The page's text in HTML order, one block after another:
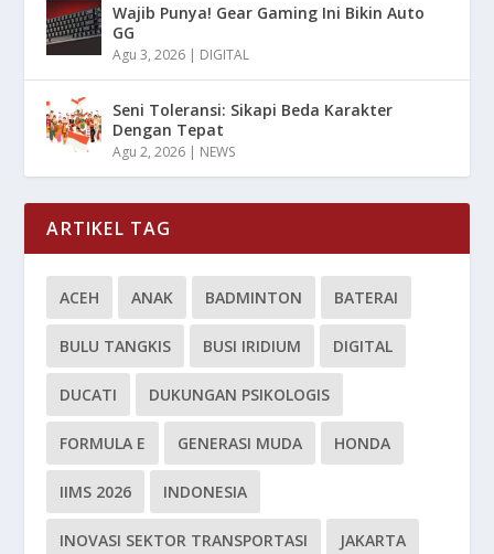
Wajib Punya! Gear Gaming Ini Bikin Auto
GG
Agu 3, 2026 | DIGITAL
Seni Toleransi: Sikapi Beda Karakter
Dengan Tepat
Agu 2, 2026 | NEWS
ARTIKEL TAG
ACEH ANAK BADMINTON BATERAI
BULU TANGKIS BUSI IRIDIUM DIGITAL
DUCATI DUKUNGAN PSIKOLOGIS
FORMULA E GENERASI MUDA HONDA
IIMS 2026 INDONESIA
INOVASI SEKTOR TRANSPORTASI JAKARTA